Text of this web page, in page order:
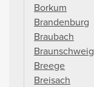
Borkum
Brandenburg
Braubach
Braunschweig
Breege
Breisach